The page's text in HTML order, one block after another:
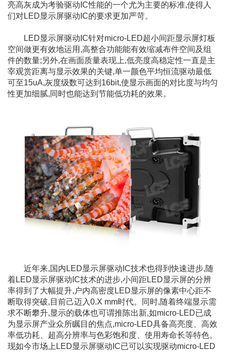
亮高灰成为考验驱动IC性能的一个尤为主要的标准,使得人
们对LED显示屏驱动IC的要求更加严苛。
LED显示屏驱动IC针对micro-LED超小间距显示屏灯板
空间做更有效地运用,高整合功能能有效缩减布件空间及组
件的数量;另外,在画面质量表现上,低亮度高稳定性一直是主
宰观赏距离与显示效果的关键,单一颜色平均恒流驱动最低
可至15uA,灰度级数可达到16bit,使显示画面的对比度与均匀
性更加细腻,同时也能达到节能低功耗的效果。
近年来,国内LED显示屏驱动IC技术也得到快速进步,随
着LED显示屏驱动IC技术的进步,小间距LED显示屏的分辨
率得到了大幅提升,户内高密度LED显示屏的像素中心距不
断取得突破,目前己迈入0.X mm时代。同时,随着终端显示需
求不断攀升,显示的载体也可谓推陈出新,如micro-LED已成
为显示屏产业众所瞩目的焦点,micro-LED具备高亮度、高效
率低功耗、超高分辨率与色彩饱和度、使用寿命长等特色。
现如今市场上LED显示屏驱动IC已可以实现驱动micro-LED